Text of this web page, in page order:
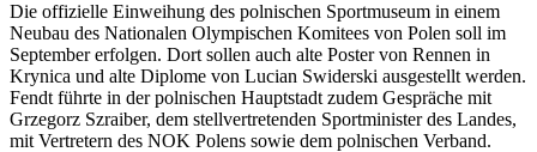
Die offizielle Einweihung des polnischen Sportmuseum in einem
Neubau des Nationalen Olympischen Komitees von Polen soll im
September erfolgen. Dort sollen auch alte Poster von Rennen in
Krynica und alte Diplome von Lucian Swiderski ausgestellt werden.
Fendt führte in der polnischen Hauptstadt zudem Gespräche mit
Grzegorz Szraiber, dem stellvertretenden Sportminister des Landes,
mit Vertretern des NOK Polens sowie dem polnischen Verband.